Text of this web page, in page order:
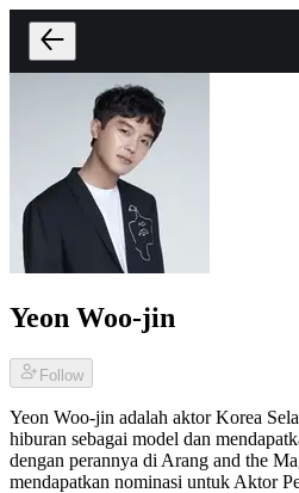
Yeon Woo-jin
Follow
Yeon Woo-jin adalah aktor Korea
hiburan sebagai model dan
dengan perannya di Arang and the
mendapatkan nominasi untuk Aktor